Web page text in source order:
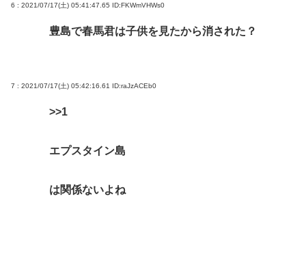
6 : 2021/07/17(土) 05:41:47.65 ID:FKWmVHWs0
豊島で春馬君は子供を見たから消された？
7 : 2021/07/17(土) 05:42:16.61 ID:raJzACEb0
>>1
エプスタイン島
は関係ないよね